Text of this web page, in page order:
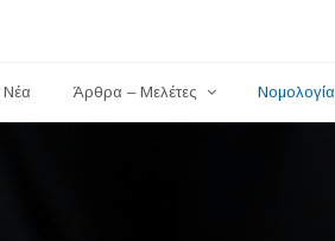
Νέα Άρθρα – Μελέτες Νομολογία